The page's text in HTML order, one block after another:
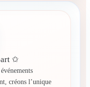
✩
créons l’unique